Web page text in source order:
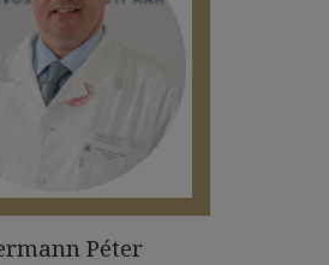
Péter